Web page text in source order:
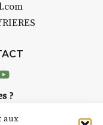
aux
Le Fumoir n’est
permanente.
organise
. Des artistes et
d’Auzon. Le
de ces espaces
Youtube
?